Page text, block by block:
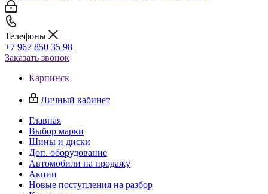
Телефоны
+7 967 850 35 98
Заказать звонок
Карпинск
Личный кабинет
Главная
Выбор марки
Шины и диски
Доп. оборудование
Автомобили на продажу
Акции
Новые поступления на разбор